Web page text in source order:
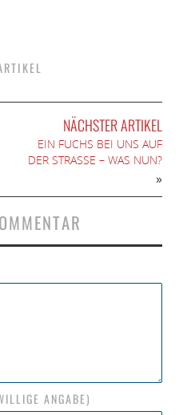
NÄCHSTER ARTIKEL
EIN FUCHS BEI UNS AUF
DER STRASSE – WAS NUN?
»
ANGABE)